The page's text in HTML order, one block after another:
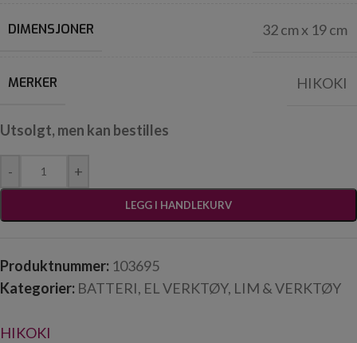
DIMENSJONER 32 cm x 19 cm
MERKER HIKOKI
Utsolgt, men kan bestilles
- +
LEGG I HANDLEKURV
Produktnummer: 103695
Kategorier: BATTERI, EL VERKTØY, LIM & VERKTØY
HIKOKI